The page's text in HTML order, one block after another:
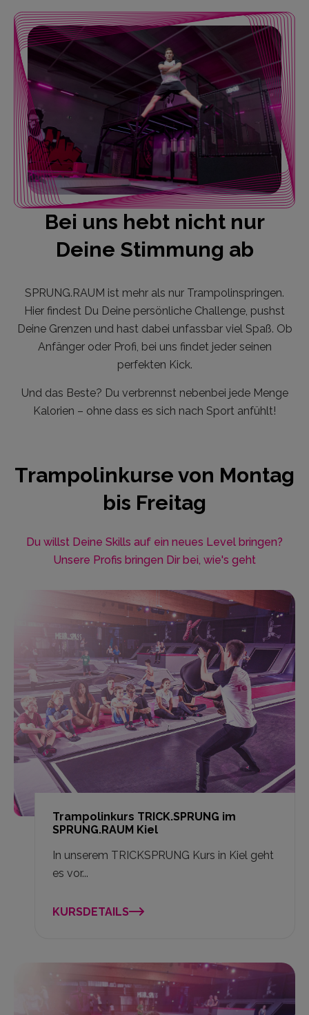
Bei uns hebt nicht nur
Deine Stimmung ab
SPRUNG.RAUM ist mehr als nur Trampolinspringen.
Hier findest Du Deine persönliche Challenge, pushst
Deine Grenzen und hast dabei unfassbar viel Spaß. Ob
Anfänger oder Profi, bei uns findet jeder seinen
perfekten Kick.
Und das Beste? Du verbrennst nebenbei jede Menge
Kalorien – ohne dass es sich nach Sport anfühlt!
Trampolinkurse von Montag
bis Freitag
Du willst Deine Skills auf ein neues Level bringen?
Unsere Profis bringen Dir bei, wie's geht
Trampolinkurs TRICK.SPRUNG im
SPRUNG.RAUM Kiel
In unserem TRICKSPRUNG Kurs in Kiel geht
es vor...
KURSDETAILS